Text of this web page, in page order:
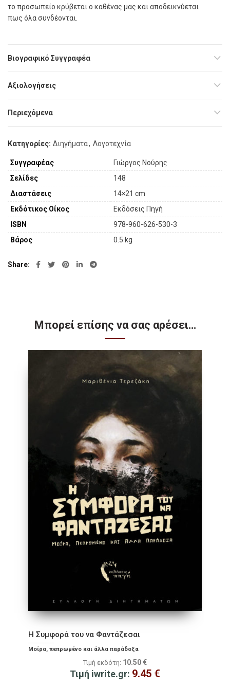
το προσωπείο κρύβεται ο καθένας µας και αποδεικνύεται
πως όλα συνδέονται.
Βιογραφικό Συγγραφέα
Αξιολογήσεις
Περιεχόμενα
Κατηγορίες: Διηγήματα, Λογοτεχνία
Συγγραφέας
Γιώργος Νούρης
Σελίδες
148
Διαστάσεις
14×21 cm
Εκδότικος Οίκος
Εκδόσεις Πηγή
ISBN
978-960-626-530-3
Βάρος
0.5 kg
Share
Μπορεί επίσης να σας αρέσει…
Η Συμφορά του να Φαντάζεσαι
Μοίρα, πεπρωμένο και άλλα παράδοξα
Τιμή εκδότη: 10.50 €
Τιμή iwrite.gr: 9.45 €